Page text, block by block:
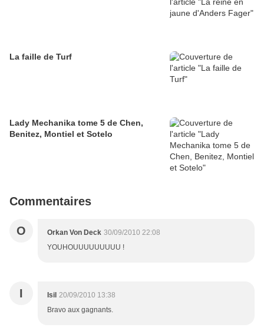
La faille de Turf
Lady Mechanika tome 5 de Chen,
Benitez, Montiel et Sotelo
Commentaires
O Orkan Von Deck 30/09/2010 22:08
YOUHOUUUUUUUUU !
I Isil 20/09/2010 13:38
Bravo aux gagnants.